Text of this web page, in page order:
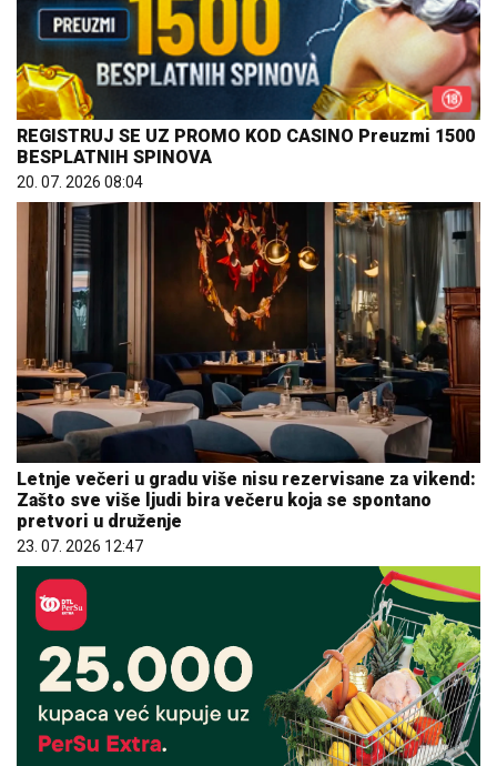
REGISTRUJ SE UZ PROMO KOD CASINO Preuzmi 1500
BESPLATNIH SPINOVA
20. 07. 2026 08:04
Letnje večeri u gradu više nisu rezervisane za vikend:
Zašto sve više ljudi bira večeru koja se spontano
pretvori u druženje
23. 07. 2026 12:47